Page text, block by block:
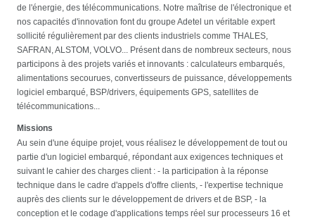
de l'énergie, des télécommunications. Notre maîtrise de l'électronique et
nos capacités d'innovation font du groupe Adetel un véritable expert
sollicité régulièrement par des clients industriels comme THALES,
SAFRAN, ALSTOM, VOLVO... Présent dans de nombreux secteurs, nous
participons à des projets variés et innovants : calculateurs embarqués,
alimentations secourues, convertisseurs de puissance, développements
logiciel embarqué, BSP/drivers, équipements GPS, satellites de
télécommunications...
Missions
Au sein d'une équipe projet, vous réalisez le développement de tout ou
partie d'un logiciel embarqué, répondant aux exigences techniques et
suivant le cahier des charges client : - la participation à la réponse
technique dans le cadre d'appels d'offre clients, - l'expertise technique
auprès des clients sur le développement de drivers et de BSP, - la
conception et le codage d'applications temps réel sur processeurs 16 et